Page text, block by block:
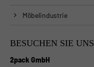
Möbelindustrie
BESUCHEN SIE UNS
2pack GmbH